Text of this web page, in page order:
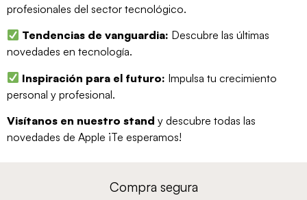
profesionales del sector tecnológico.
Tendencias de vanguardia: Descubre las últimas
novedades en tecnología.
Inspiración para el futuro: Impulsa tu crecimiento
personal y profesional.
Visítanos en nuestro stand y descubre todas las
novedades de Apple ¡Te esperamos!
Compra segura